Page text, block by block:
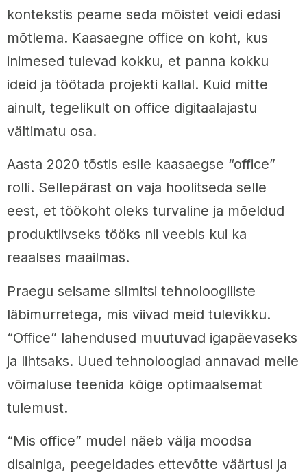
kontekstis peame seda mõistet veidi edasi
mõtlema. Kaasaegne office on koht, kus
inimesed tulevad kokku, et panna kokku
ideid ja töötada projekti kallal. Kuid mitte
ainult, tegelikult on office digitaalajastu
vältimatu osa.
Aasta 2020 tõstis esile kaasaegse “office”
rolli. Sellepärast on vaja hoolitseda selle
eest, et töökoht oleks turvaline ja mõeldud
produktiivseks tööks nii veebis kui ka
reaalses maailmas.
Praegu seisame silmitsi tehnoloogiliste
läbimurretega, mis viivad meid tulevikku.
“Office” lahendused muutuvad igapäevaseks
ja lihtsaks. Uued tehnoloogiad annavad meile
võimaluse teenida kõige optimaalsemat
tulemust.
“Mis office” mudel näeb välja moodsa
disainiga, peegeldades ettevõtte väärtusi ja